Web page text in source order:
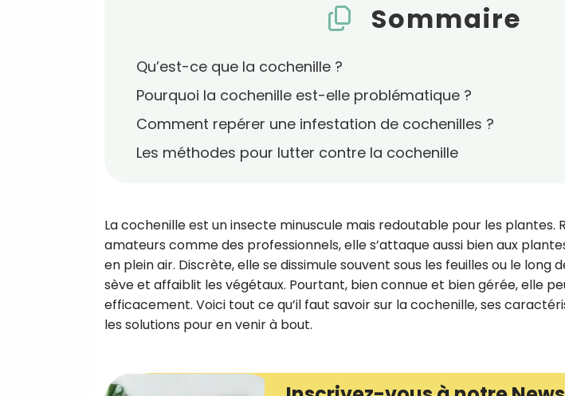
Sommaire
Qu’est-ce que la cochenille ?
Pourquoi la cochenille est-elle problématique ?
Comment repérer une infestation de cochenilles ?
Les méthodes pour lutter contre la cochenille
La cochenille est un insecte minuscule mais redoutable pour les plantes.
amateurs comme des professionnels, elle s’attaque aussi bien aux
en plein air. Discrète, elle se dissimule souvent sous les feuilles ou le long
sève et affaiblit les végétaux. Pourtant, bien connue et bien gérée, elle
efficacement. Voici tout ce qu’il faut savoir sur la cochenille, ses
les solutions pour en venir à bout.